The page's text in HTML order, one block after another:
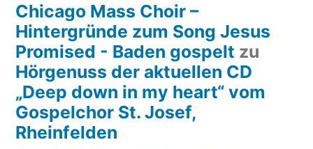
Chicago Mass Choir –
Hintergründe zum Song Jesus
Promised - Baden gospelt zu
Hörgenuss der aktuellen CD
„Deep down in my heart“ vom
Gospelchor St. Josef,
Rheinfelden